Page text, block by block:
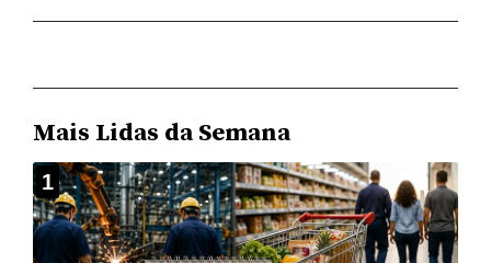
Mais Lidas da Semana
1